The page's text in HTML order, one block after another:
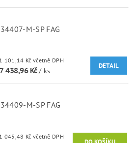
M-SP FAG
21 101,14 Kč včetně DPH
438,96 Kč/ ks
DETAIL
M-SP FAG
21 045,48 Kč včetně DPH